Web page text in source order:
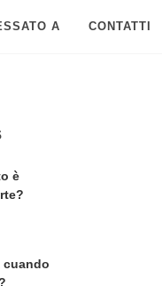
A CONTATTI
è
cuando